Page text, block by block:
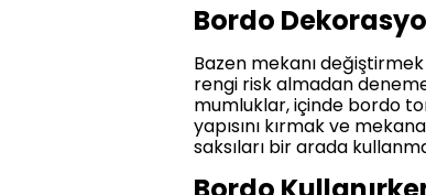
Bordo
Bazen mekanı
rengi risk almadan
mumluklar, içinde bordo
yapısını kırmak ve
saksıları bir arada